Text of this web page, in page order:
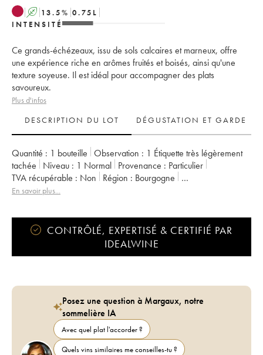
A 13.5% 0.75 L
INTENSITÉ
Ce grands-échézeaux, issu de sols calcaires et marneux, offre
une expérience riche en arômes fruités et boisés, ainsi qu'une
texture soyeuse. Il est idéal pour accompagner des plats
savoureux.
Plus d'infos
DESCRIPTION DU LOT
DÉGUSTATION ET GARDE
Quantité : 1 bouteille Observation : 1 Étiquette très légèrement
tachée
Niveau : 1 Normal Provenance : particulier
TVA récupérable :
non Région :
Bourgogne
Appellation :
En savoir plus...
CONTRÔLÉ, EXPERTISÉ & CERTIFIÉ PAR
IDEALWINE
Posez une question à Margaux, notre
sommelière IA
Avec quel plat l'accorder ?
Quels vins similaires me conseilles-tu ?